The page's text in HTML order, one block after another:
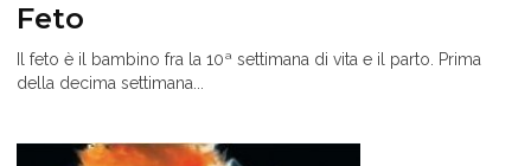
Feto
Il feto è il bambino fra la 10ª settimana di vita e il parto. Prima
della decima settimana...